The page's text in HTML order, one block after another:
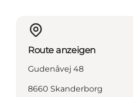
Route anzeigen
Gudenåvej 48
8660 Skanderborg